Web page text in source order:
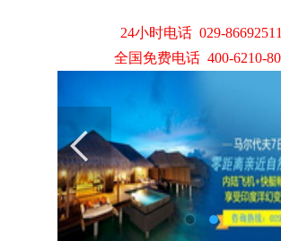
24小时电话 029-86692511
全国免费电话 400-6210-